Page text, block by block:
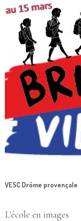
VESC Drôme provençale
L'école en images